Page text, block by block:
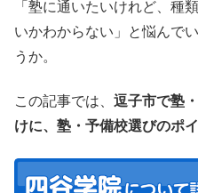
「塾に通いたいけれど、種
いかわからない」と悩んで
うか。
この記事では、 逗子市で塾
けに、塾・予備校選びのポ